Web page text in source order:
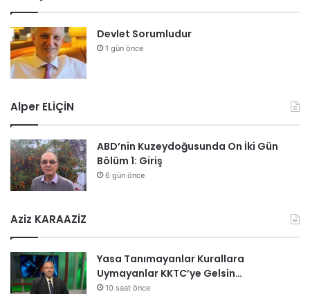
Devlet Sorumludur
1 gün önce
Alper ELİÇİN
ABD’nin Kuzeydoğusunda On İki Gün
Bölüm 1: Giriş
6 gün önce
Aziz KARAAZİZ
Yasa Tanımayanlar Kurallara
Uymayanlar KKTC’ye Gelsin…
10 saat önce